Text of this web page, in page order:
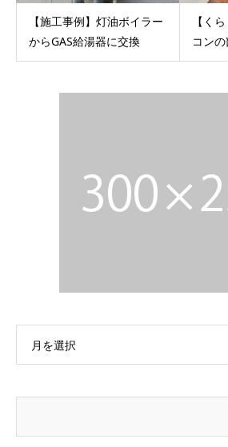
【施工事例】灯油ボイラー
からGAS給湯器に交換
【く
コン
月を選択